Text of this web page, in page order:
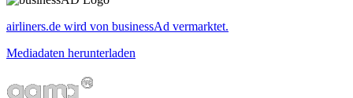
airliners.de wird von businessAd vermarktet.
Mediadaten herunterladen